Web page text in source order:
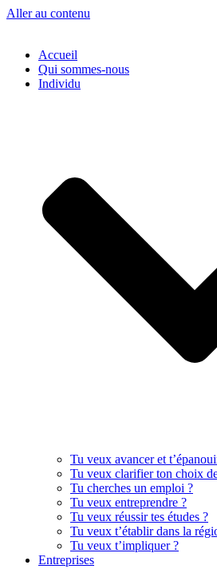
Aller au contenu
Accueil
Qui sommes-nous
Individu
Tu veux avancer et
Tu veux clarifier ton choix
Tu cherches un emploi ?
Tu veux entreprendre ?
Tu veux réussir tes études ?
Tu veux t’établir dans la
Tu veux t’impliquer ?
Entreprises